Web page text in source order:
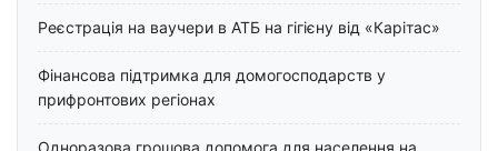
Реєстрація на ваучери в АТБ на гігієну від «Карітас»
Фінансова підтримка для домогосподарств у
прифронтових регіонах
Одноразова грошова допомога для населення на